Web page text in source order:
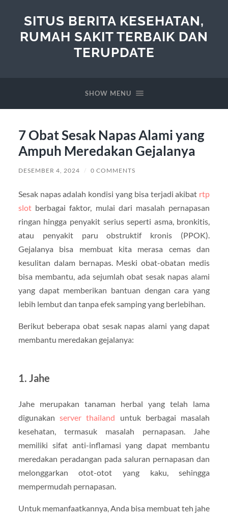
SITUS BERITA KESEHATAN,
RUMAH SAKIT TERBAIK DAN
TERUPDATE
SHOW MENU
7 Obat Sesak Napas Alami yang
Ampuh Meredakan Gejalanya
DESEMBER 4, 2024 / 0 COMMENTS
Sesak napas adalah kondisi yang bisa terjadi akibat rtp
slotberbagai faktor, mulai dari masalah pernapasan
ringan hingga penyakit serius seperti asma, bronkitis,
atau penyakit paru obstruktif kronis (PPOK).
Gejalanya bisa membuat kita merasa cemas dan
kesulitan dalam bernapas. Meski obat-obatan medis
bisa membantu, ada sejumlah obat sesak napas alami
yang dapat memberikan bantuan dengan cara yang
lebih lembut dan tanpa efek samping yang berlebihan.
Berikut beberapa obat sesak napas alami yang dapat
membantu meredakan gejalanya:
1. Jahe
Jahe merupakan tanaman herbal yang telah lama
digunakanserver thailand untuk berbagai masalah
kesehatan, termasuk masalah pernapasan. Jahe
memiliki sifat anti-inflamasi yang dapat membantu
meredakan peradangan pada saluran pernapasan dan
melonggarkan otot-otot yang kaku, sehingga
mempermudah pernapasan.
Untuk memanfaatkannya, Anda bisa membuat teh jahe